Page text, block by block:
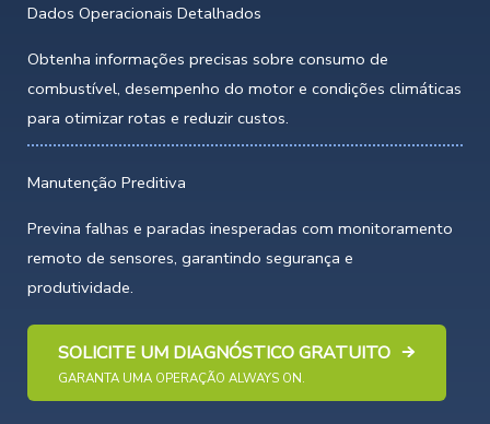
Dados Operacionais Detalhados
Obtenha informações precisas sobre consumo de
combustível, desempenho do motor e condições climáticas
para otimizar rotas e reduzir custos.
Manutenção Preditiva
Previna falhas e paradas inesperadas com monitoramento
remoto de sensores, garantindo segurança e
produtividade.
SOLICITE UM DIAGNÓSTICO GRATUITO
GARANTA UMA OPERAÇÃO ALWAYS ON.